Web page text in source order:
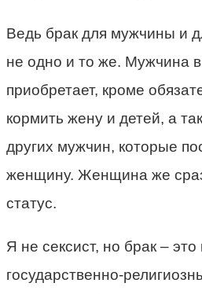
Ведь брак для мужчины и
не одно и то же. Мужчина в
приобретает, кроме
кормить жену и детей, а
других мужчин, которые
женщину. Женщина же
статус.
Я не сексист, но брак –
государственно-